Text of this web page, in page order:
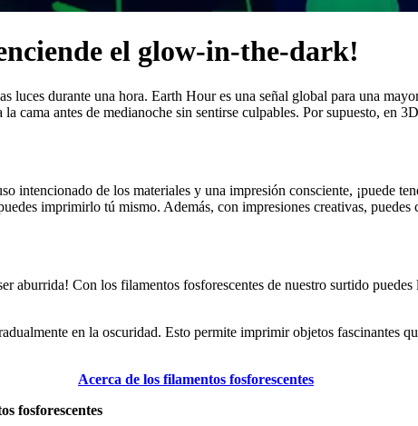
el glow-in-the-dark!
luces durante una hora. Earth Hour es una señal global para una
cama antes de medianoche sin sentirse culpables. Por supuesto, en
intencionado de los materiales y una impresión consciente, ¡puede
imprimirlo tú mismo. Además, con impresiones creativas,
aburrida! Con los filamentos fosforescentes de nuestro surtido
en la oscuridad. Esto permite imprimir objetos fascinantes
Acerca de los filamentos fosforescentes
fosforescentes